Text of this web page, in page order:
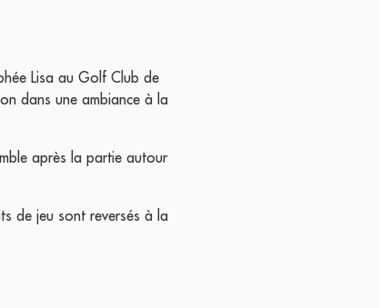
Lisa au Golf Club de
dans une ambiance à la
après la partie autour
de jeu sont reversés à la